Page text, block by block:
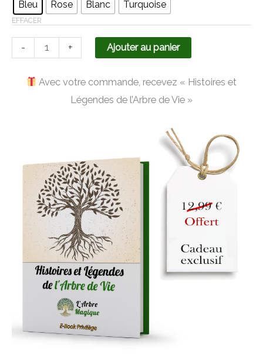
Bleu Rose Blanc Turquoise
EFFACER
- + Ajouter au panier
Avec votre commande, recevez « Histoires et
Légendes de l’Arbre de Vie »